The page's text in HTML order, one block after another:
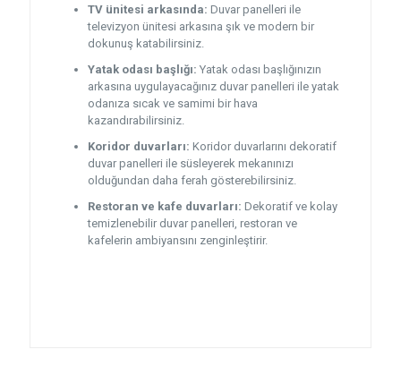
TV ünitesi arkasında: Duvar panelleri ile
televizyon ünitesi arkasına şık ve modern bir
dokunuş katabilirsiniz.
Yatak odası başlığı: Yatak odası başlığınızın
arkasına uygulayacağınız duvar panelleri ile yatak
odanıza sıcak ve samimi bir hava
kazandırabilirsiniz.
Koridor duvarları: Koridor duvarlarını dekoratif
duvar panelleri ile süsleyerek mekanınızı
olduğundan daha ferah gösterebilirsiniz.
Restoran ve kafe duvarları: Dekoratif ve kolay
temizlenebilir duvar panelleri, restoran ve
kafelerin ambiyansını zenginleştirir.